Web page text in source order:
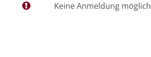
Keine Anmeldung möglich